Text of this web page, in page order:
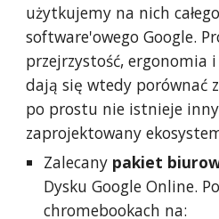
użytkujemy na nich
software'owego Google.
przejrzystość, ergonomia
dają się wtedy porównać
po prostu nie istnieje
zaprojektowany
Zalecany pakiet
Dysku Google Online.
chromebookach na: